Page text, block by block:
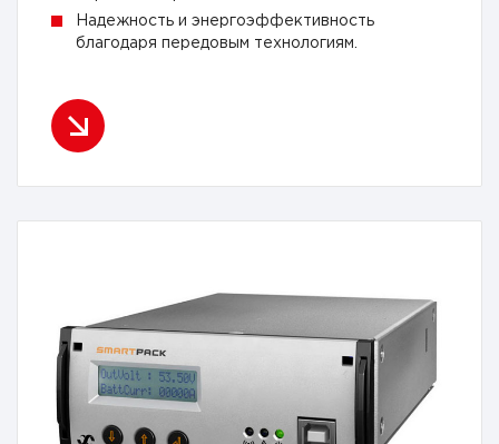
Надежность и энергоэффективность
благодаря передовым технологиям.